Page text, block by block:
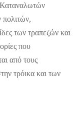
των τραπεζών και
που
από τους
τρόικα και των